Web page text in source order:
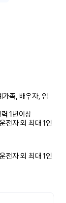
가족, 배우자, 임
1년이상
전자 외 최대 1인
전자 외 최대 1인